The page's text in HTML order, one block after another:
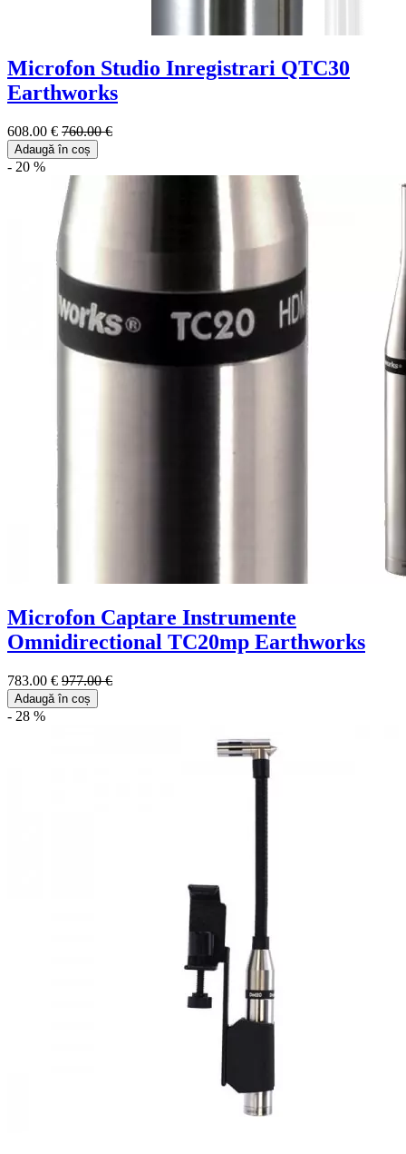
Microfon Studio Inregistrari QTC30
Earthworks
608.00 € 760.00 €
Adaugă în coș
- 20 %
Microfon Captare Instrumente
Omnidirectional TC20mp Earthworks
783.00 € 977.00 €
Adaugă în coș
- 28 %